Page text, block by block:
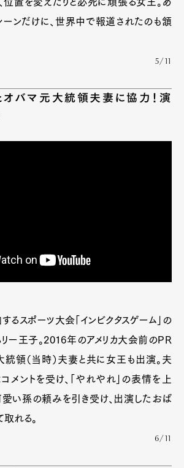
ーンだけに、世界中で報道されたのも頷
5/11
バマ元大統領夫妻に協力！演
スポーツ大会「インビクタスゲーム」の
ー王子。2016年のアメリカ大会前のPR
統領（当時）夫妻と共に女王も出演。夫
メントを受け、「やれやれ」の表情を上
愛い孫の頼みを引き受け、出演したおば
れる。
6/11